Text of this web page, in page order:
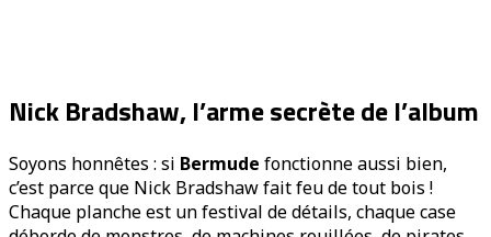
Nick Bradshaw, l’arme secrète de l’album
Soyons honnêtes : si Bermude fonctionne aussi bien,
c’est parce que Nick Bradshaw fait feu de tout bois !
Chaque planche est un festival de détails, chaque case